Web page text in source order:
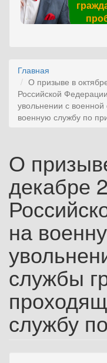
Главная
О призыве в
Российской
увольнении с
военную службу по
О
декабре
на
службы
службу